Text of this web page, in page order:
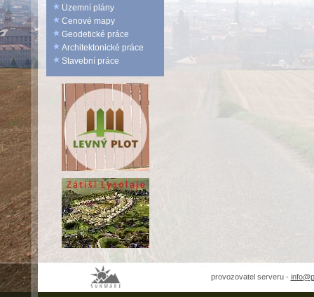
Územní plány
Cenové mapy
Geodetické práce
Architektonické práce
Stavební práce
provozovatel serveru -